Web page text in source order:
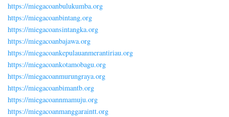
https://miegacoanbulukumba.org
https://miegacoanbintang.org
https://miegacoansintangka.org
https://miegacoanbajawa.org
https://miegacoankepulauanmerantiriau.org
https://miegacoankotamobagu.org
https://miegacoanmurungraya.org
https://miegacoanbimantb.org
https://miegacoannmamuju.org
https://miegacoanmanggaraintt.org